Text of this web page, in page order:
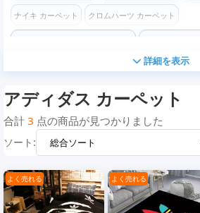
ナイキ カーペット クロムハーツ カーペット
バレンシアガ カーペット
オフホワイト カーペット チャンピオンカーペット
モスキーノカーペット コムデギャルソン カーペット
ディズニー カーペット
カウズカーペット
詳細を表示
アディダス カーペット
合計 3 点の商品が見つかりました
ソート:
よく売れる よく売れる